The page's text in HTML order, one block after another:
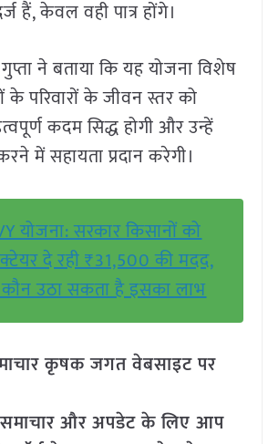
हैं, केवल वही पात्र होंगे।
ने बताया कि यह योजना विशेष
के परिवारों के जीवन स्तर को
कदम सिद्ध होगी और उन्हें
करने में सहायता प्रदान करेगी।
योजना: सरकार किसानों को
दे रही ₹31,500 की मदद,
उठा सकता है इसका लाभ
कृषक जगत वेबसाइट पर
और अपडेट के लिए आप